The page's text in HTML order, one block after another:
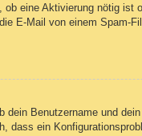
eine Aktivierung nötig
E-Mail von einem
Benutzername und
ein